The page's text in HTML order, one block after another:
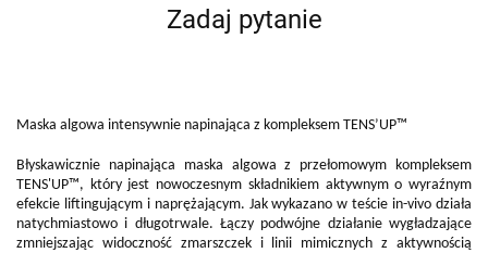
Zadaj pytanie
Maska algowa intensywnie napinająca z kompleksem TENS’UP™
Błyskawicznie napinająca maska algowa z przełomowym kompleksem
TENS'UP™, który jest nowoczesnym składnikiem aktywnym o wyraźnym
efekcie liftingującym i naprężającym. Jak wykazano w teście in-vivo działa
natychmiastowo i długotrwale. Łączy podwójne działanie wygładzające
zmniejszając widoczność zmarszczek i linii mimicznych z aktywnością